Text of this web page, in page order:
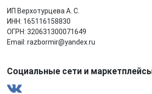
ИП Верхотурцева А. С.
ИНН: 165116158830
ОГРН: 320631300071649
Email: razbormir@yandex.ru
Социальные сети и